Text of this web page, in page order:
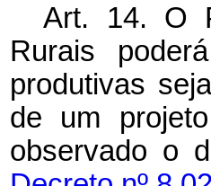
Art. 14. O
Rurais
produtivas
de um
observado o